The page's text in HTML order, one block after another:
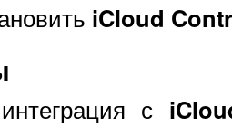
iCloud
с